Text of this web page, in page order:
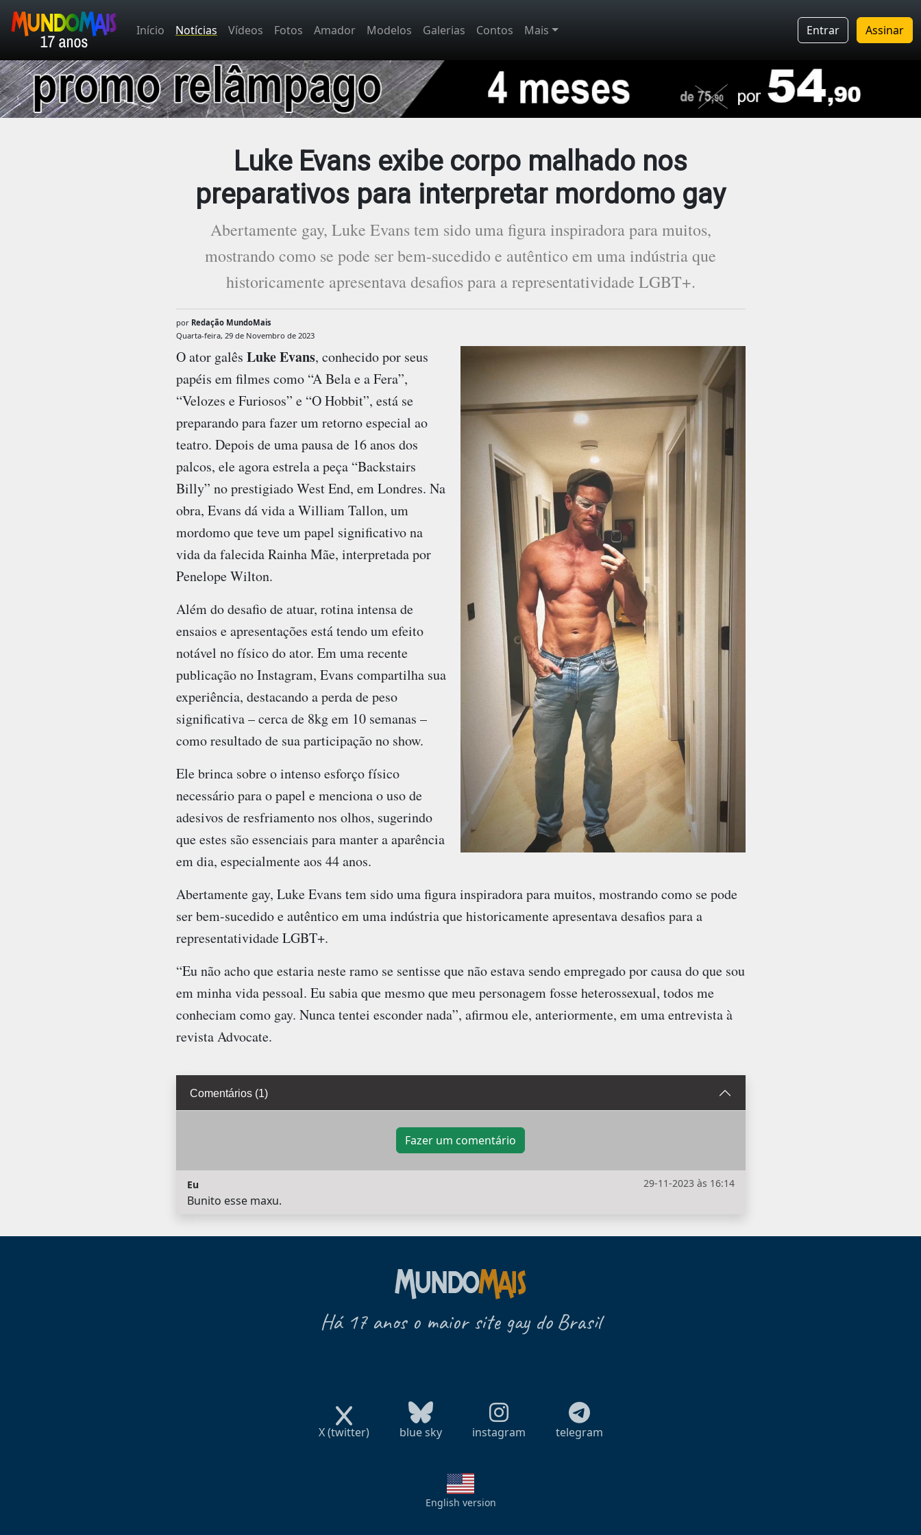
Início Notícias Vídeos Fotos Amador Modelos Galerias Contos Mais Entrar Assinar
Luke Evans exibe corpo malhado nos
preparativos para interpretar mordomo gay
Abertamente gay, Luke Evans tem sido uma figura inspiradora para muitos,
mostrando como se pode ser bem-sucedido e autêntico em uma indústria que
historicamente apresentava desafios para a representatividade LGBT+.
por Redação MundoMais
Quarta-feira, 29 de Novembro de 2023
O ator galês Luke Evans, conhecido por seus
papéis em filmes como “A Bela e a Fera”,
“Velozes e Furiosos” e “O Hobbit”, está se
preparando para fazer um retorno especial ao
teatro. Depois de uma pausa de 16 anos dos
palcos, ele agora estrela a peça “Backstairs
Billy” no prestigiado West End, em Londres. Na
obra, Evans dá vida a William Tallon, um
mordomo que teve um papel significativo na
vida da falecida Rainha Mãe, interpretada por
Penelope Wilton.
Além do desafio de atuar, rotina intensa de
ensaios e apresentações está tendo um efeito
notável no físico do ator. Em uma recente
publicação no Instagram, Evans compartilha sua
experiência, destacando a perda de peso
significativa – cerca de 8kg em 10 semanas –
como resultado de sua participação no show.
Ele brinca sobre o intenso esforço físico
necessário para o papel e menciona o uso de
adesivos de resfriamento nos olhos, sugerindo
que estes são essenciais para manter a aparência
em dia, especialmente aos 44 anos.
Abertamente gay, Luke Evans tem sido uma figura inspiradora para muitos, mostrando como se pode
ser bem-sucedido e autêntico em uma indústria que historicamente apresentava desafios para a
representatividade LGBT+.
“Eu não acho que estaria neste ramo se sentisse que não estava sendo empregado por causa do que sou
em minha vida pessoal. Eu sabia que mesmo que meu personagem fosse heterossexual, todos me
conheciam como gay. Nunca tentei esconder nada”, afirmou ele, anteriormente, em uma entrevista à
revista Advocate.
Comentários (1)
Fazer um comentário
29-11-2023 às 16:14
Eu
Bunito esse maxu.
Há 17 anos o maior site gay do Brasil
X (twitter) blue sky instagram telegram
English version